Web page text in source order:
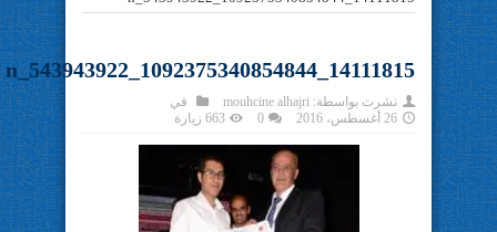
14111815_1092375340854844_543943922_n
نشرت بواسطة: mouhcine alhajri
في
26 أغسطس، 2016
0 663 زيارة